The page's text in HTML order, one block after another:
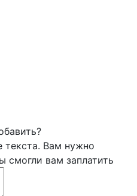
текста. Вам нужно
смогли вам заплатить